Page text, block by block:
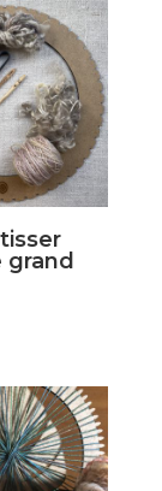
grand